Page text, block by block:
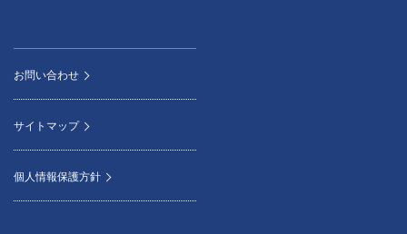
お問い合わせ
サイトマップ
個人情報保護方針